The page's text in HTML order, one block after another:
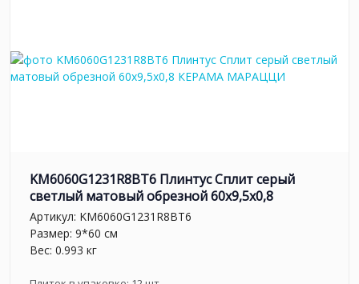
KM6060G1231R8BT6 Плинтус Сплит серый
светлый матовый обрезной 60x9,5x0,8
Артикул: KM6060G1231R8BT6
Размер: 9*60 см
Вес: 0.993 кг